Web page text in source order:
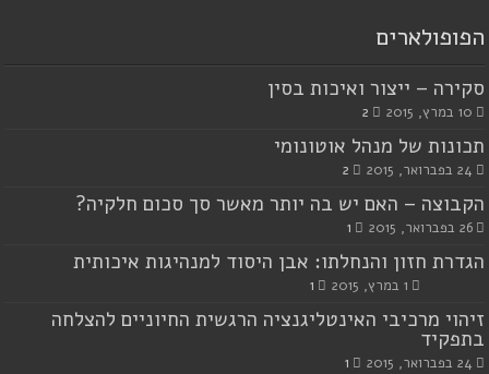
הפופולארים
סקירה – ייצור ואיכות בסין
10 במרץ, 2015 2
תכונות של מנהל אוטונומי
24 בפברואר, 2015 2
הקבוצה – האם יש בה יותר מאשר סך סכום חלקיה?
26 בפברואר, 2015 1
הגדרת חזון והנחלתו: אבן היסוד למנהיגות איכותית
1 במרץ, 2015 1
זיהוי מרכיבי האינטליגנציה הרגשית החיוניים להצלחה
בתפקיד
24 בפברואר, 2015 1